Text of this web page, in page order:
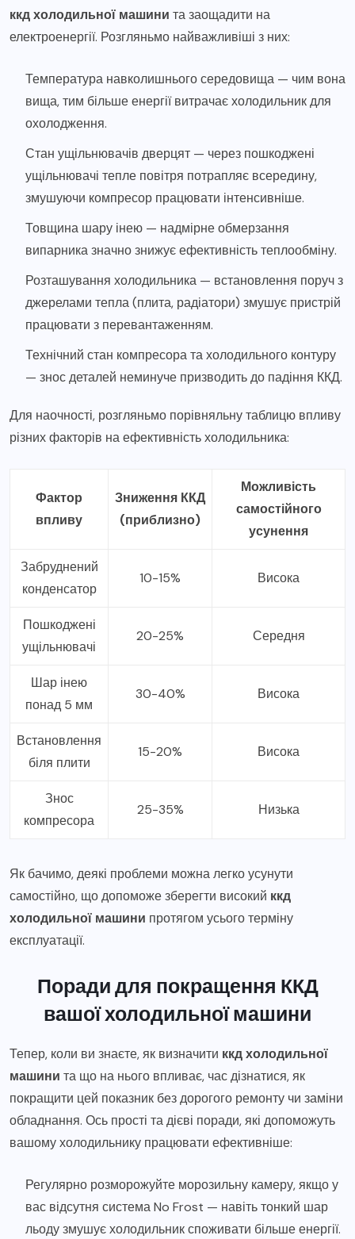
ккд холодильної машини та заощадити на
електроенергії. Розгляньмо найважливіші з них:
Температура навколишнього середовища — чим вона
вища, тим більше енергії витрачає холодильник для
охолодження.
Стан ущільнювачів дверцят — через пошкоджені
ущільнювачі тепле повітря потрапляє всередину,
змушуючи компресор працювати інтенсивніше.
Товщина шару інею — надмірне обмерзання
випарника значно знижує ефективність теплообміну.
Розташування холодильника — встановлення поруч з
джерелами тепла (плита, радіатори) змушує пристрій
працювати з перевантаженням.
Технічний стан компресора та холодильного контуру
— знос деталей неминуче призводить до падіння ККД.
Для наочності, розгляньмо порівняльну таблицю впливу
різних факторів на ефективність холодильника:
Фактор
впливу
Зниження ККД
(приблизно)
Можливість
самостійного
усунення
Забруднений
конденсатор
10-15% Висока
Пошкоджені
ущільнювачі
20-25% Середня
Шар інею
понад 5 мм
30-40% Висока
Встановлення
біля плити
15-20% Висока
Знос
компресора
25-35% Низька
Як бачимо, деякі проблеми можна легко усунути
самостійно, що допоможе зберегти високий ккд
холодильної машини протягом усього терміну
експлуатації.
Поради для покращення ККД
вашої холодильної машини
Тепер, коли ви знаєте, як визначити ккд холодильної
машини та що на нього впливає, час дізнатися, як
покращити цей показник без дорогого ремонту чи заміни
обладнання. Ось прості та дієві поради, які допоможуть
вашому холодильнику працювати ефективніше:
Регулярно розморожуйте морозильну камеру, якщо у
вас відсутня система No Frost — навіть тонкий шар
льоду змушує холодильник споживати більше енергії.